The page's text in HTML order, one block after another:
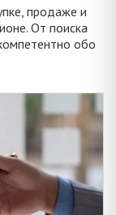
продаже и
От поиска
обо